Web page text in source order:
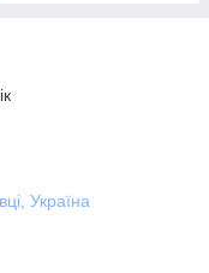
Україна